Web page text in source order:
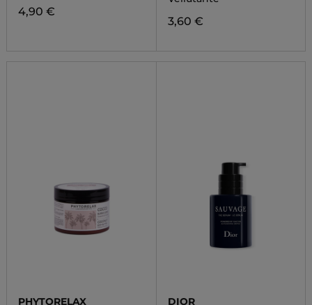
4,90 €
3,60 €
PHYTORELAX
DIOR